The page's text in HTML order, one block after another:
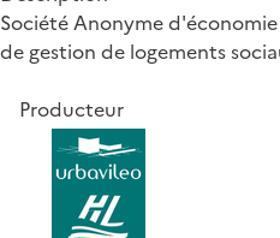
Société Anonyme
de gestion de logements
Producteur